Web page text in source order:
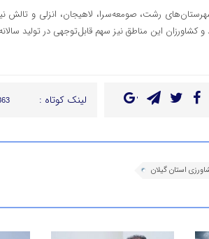
رشت، صومعه‌سرا، لاهیجان، انزلی و تالش
کشاورزان این مناطق نیز سهم قابل‌توجهی در تولید
لینک کوتاه :
استان گیلان